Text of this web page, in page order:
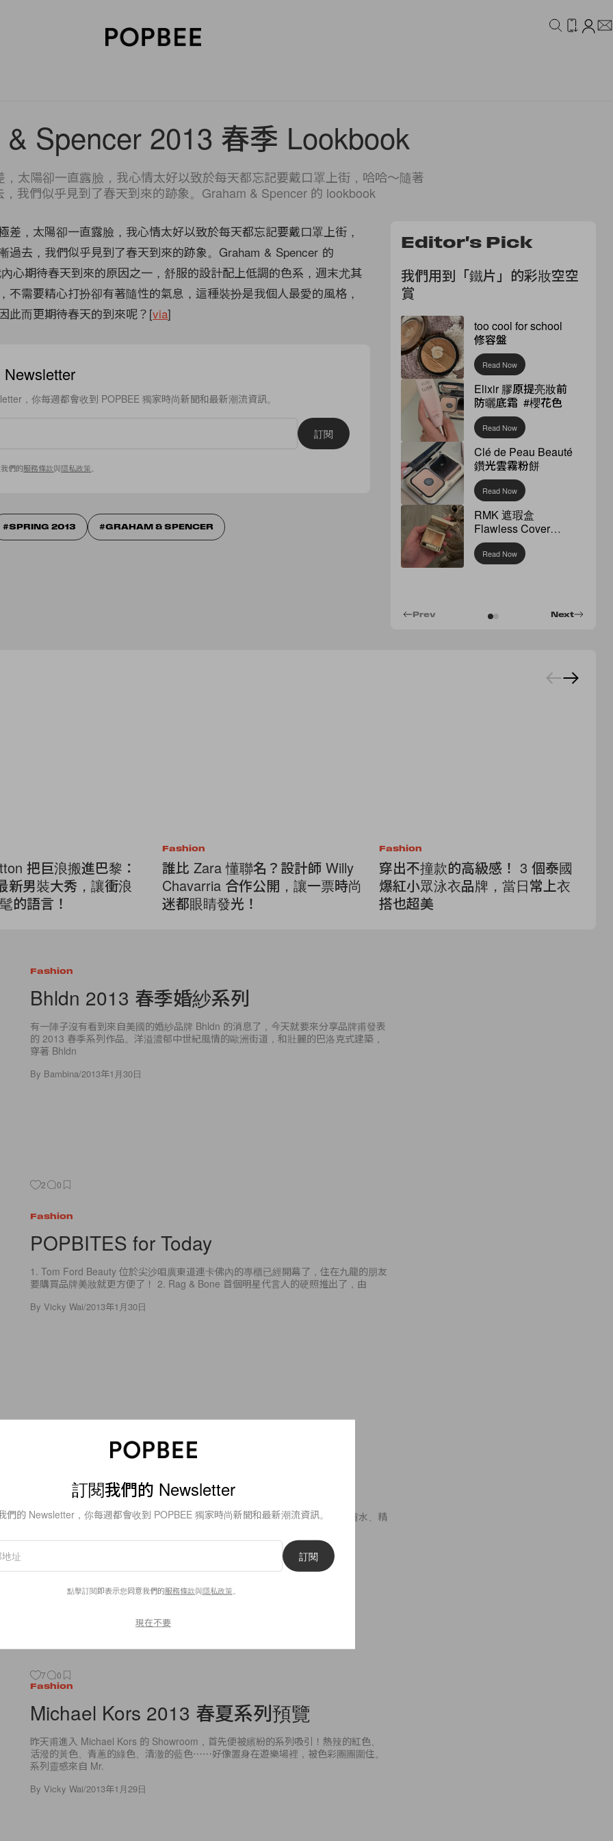
Spencer 2013 春季 Lookbook
太陽卻一直露臉，我心情太好以致於每天都忘記要戴口罩上街，哈哈～隨著
我們似乎見到了春天到來的跡象。Graham & Spencer 的 lookbook
差，太陽卻一直露臉，我心情太好以致於每天都忘記要戴口罩上街，
過去，我們似乎見到了春天到來的跡象。Graham & Spencer 的
心期待春天到來的原因之一，舒服的設計配上低調的色系，週末尤其
不需要精心打扮卻有著隨性的氣息，這種裝扮是我個人最愛的風格，
此而更期待春天的到來呢？[via]
，你每週都會收到 POPBEE 獨家時尚新聞和最新潮流資訊。
訂閱
們的服務條款與隱私政策
SPRING 2013 GRAHAM & SPENCER
Editor's Pick
我們用到「鐵片」的彩妝空空
賞
too cool for school
修容盤
Read Now
Elixir 膠原提亮妝前
防曬底霜 #櫻花色
Read Now
Clé de Peau Beauté
鑽光雲霧粉餅
Read Now
RMK 遮瑕盒
Flawless Cover
Concealer
Read Now
Next
Prev
把巨浪搬進巴黎：
新男裝大秀，讓衝浪
的語言！
Fashion
誰比 Zara 懂聯名？設計師 Willy
Chavarria 合作公開，讓一票時尚
迷都眼睛發光！
Fashion
穿出不撞款的高級感！ 3 個泰國
爆紅小眾泳衣品牌，當日常上衣
搭也超美
Fashion
Bhldn 2013 春季婚紗系列
有一陣子沒有看到來自美國的婚紗品牌 Bhldn 的消息了，今天就要來分享品牌甫發表
的 2013 春季系列作品。洋溢濃郁中世紀風情的歐洲街道，和壯麗的巴洛克式建築，
穿著 Bhldn
By Bambina/2013年1月30日
2 0
Fashion
POPBITES for Today
1. Tom Ford Beauty 位於尖沙咀廣東道連卡佛內的專櫃已經開幕了，住在九龍的朋友
要購買品牌美妝就更方便了！ 2. Rag & Bone 首個明星代言人的硬照推出了，由
By Vicky Wai/2013年1月30日
Aesop 香芹籽抗氧化保濕乳
Aesop 的 Parsley Seed 系列一共有8位成員，有卸妝油、眼霜、潔面露、爽膚水、精
7 0
Fashion
Michael Kors 2013 春夏系列預覽
昨天甫進入 Michael Kors 的 Showroom，首先便被繽紛的系列吸引！熱辣的紅色、
活潑的黃色、青蔥的綠色、清澈的藍色⋯⋯好像置身在遊樂場裡，被色彩團團圍住。
系列靈感來自 Mr.
By Vicky Wai/2013年1月29日
訂閱我們的 Newsletter
們的 Newsletter，你每週都會收到 POPBEE 獨家時尚新聞和最新潮流資訊。
訂閱
點擊訂閱即表示您同意我們的服務條款與隱私政策。
現在不要